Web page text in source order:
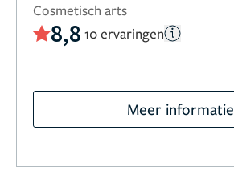
Cosmetisch arts
8,8 10 ervaringen
Meer informatie